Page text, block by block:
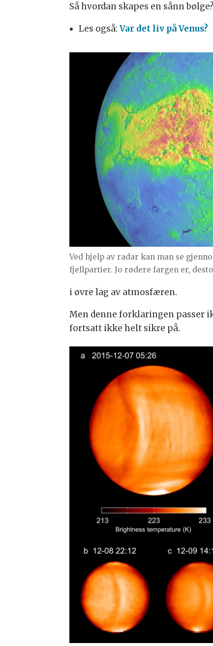
Så hvordan skapes en sånn
Les også: Var det liv på Venus?
Ved hjelp av radar kan man se
fjellpartier. Jo rødere fargen er,
i øvre lag av atmosfæren.
Men denne forklaringen passer
fortsatt ikke helt sikre på.